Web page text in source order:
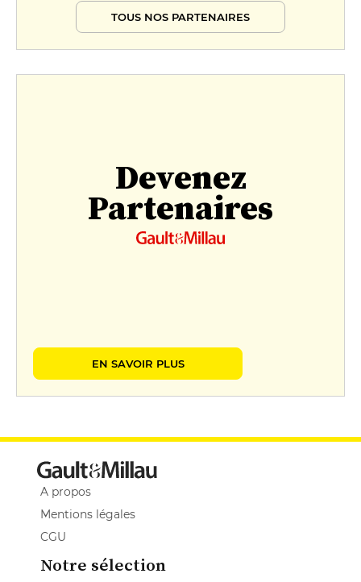
TOUS NOS PARTENAIRES
Devenez
Partenaires
EN SAVOIR PLUS
A propos
Mentions légales
CGU
Notre sélection